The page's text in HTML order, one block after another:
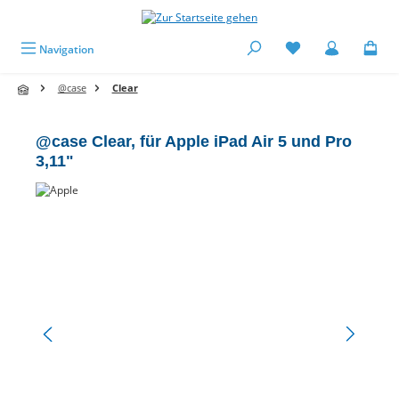
Navigation
@case Clear
@case Clear, für Apple iPad Air 5 und Pro
3,11"